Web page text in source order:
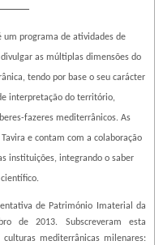
um programa de atividades de
as múltiplas dimensões do
tendo por base o seu carácter
interpretação do território,
fazeres mediterrânicos. As
e contam com a colaboração
instituições, integrando o saber
de Património Imaterial da
de 2013. Subscreveram esta
mediterrânicas milenares: